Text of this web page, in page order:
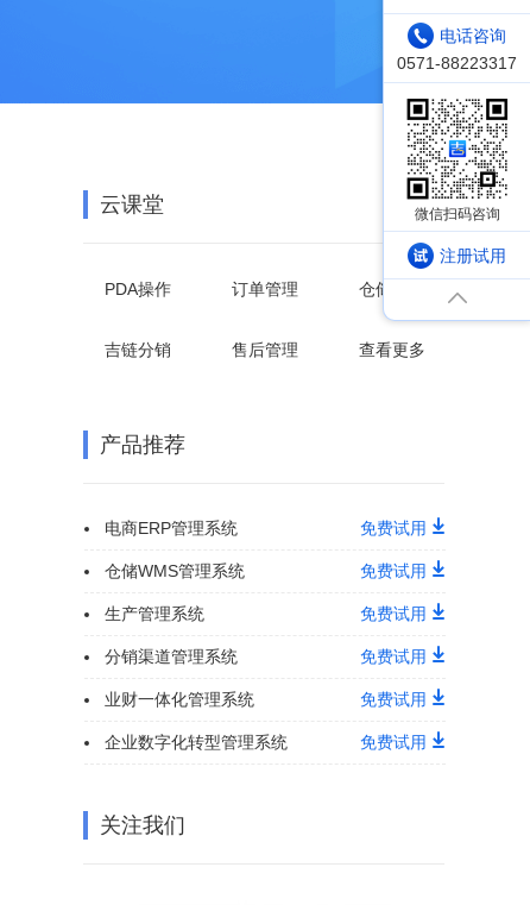
电话咨询
注册试用
云课堂
PDA操作 订单管理 仓储管理
吉链分销 售后管理 查看更多
产品推荐
电商ERP管理系统 免费试用
仓储WMS管理系统 免费试用
生产管理系统 免费试用
分销渠道管理系统 免费试用
业财一体化管理系统 免费试用
企业数字化转型管理系统 免费试用
关注我们